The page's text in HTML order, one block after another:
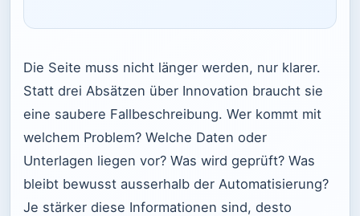
Die Seite muss nicht länger werden, nur klarer.
Statt drei Absätzen über Innovation braucht sie
eine saubere Fallbeschreibung. Wer kommt mit
welchem Problem? Welche Daten oder
Unterlagen liegen vor? Was wird geprüft? Was
bleibt bewusst ausserhalb der Automatisierung?
Je stärker diese Informationen sind, desto